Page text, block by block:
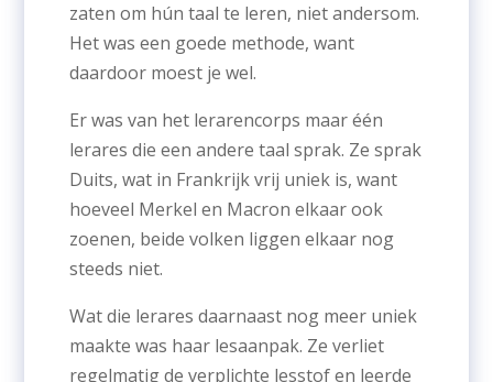
zaten om hún taal te leren, niet andersom.
Het was een goede methode, want
daardoor moest je wel.
Er was van het lerarencorps maar één
lerares die een andere taal sprak. Ze sprak
Duits, wat in Frankrijk vrij uniek is, want
hoeveel Merkel en Macron elkaar ook
zoenen, beide volken liggen elkaar nog
steeds niet.
Wat die lerares daarnaast nog meer uniek
maakte was haar lesaanpak. Ze verliet
regelmatig de verplichte lesstof en leerde